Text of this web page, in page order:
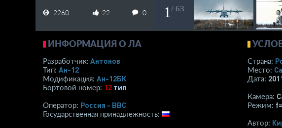
2260 22 0 1 / 63
ИНФОРМАЦИЯ О ЛА
Разработчик: Антонов
Тип: Ан-12
Модификация: Ан-12БК
Бортовой номер: 12 тип
Оператор: Россия - ВВС
Государственная принадлежность:
Страна:
Место:
Дата:
Камера:
Режим:
Автор: